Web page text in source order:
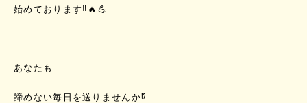
始めております‼️🔥💪
あなたも
諦めない毎日を送りませんか⁉️